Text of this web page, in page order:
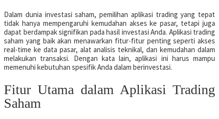
Dalam dunia investasi saham, pemilihan aplikasi trading yang tepat
tidak hanya mempengaruhi kemudahan akses ke pasar, tetapi juga
dapat berdampak signifikan pada hasil investasi Anda. Aplikasi trading
saham yang baik akan menawarkan fitur-fitur penting seperti akses
real-time ke data pasar, alat analisis teknikal, dan kemudahan dalam
melakukan transaksi. Dengan kata lain, aplikasi ini harus mampu
memenuhi kebutuhan spesifik Anda dalam berinvestasi.
Fitur Utama dalam Aplikasi Trading
Saham